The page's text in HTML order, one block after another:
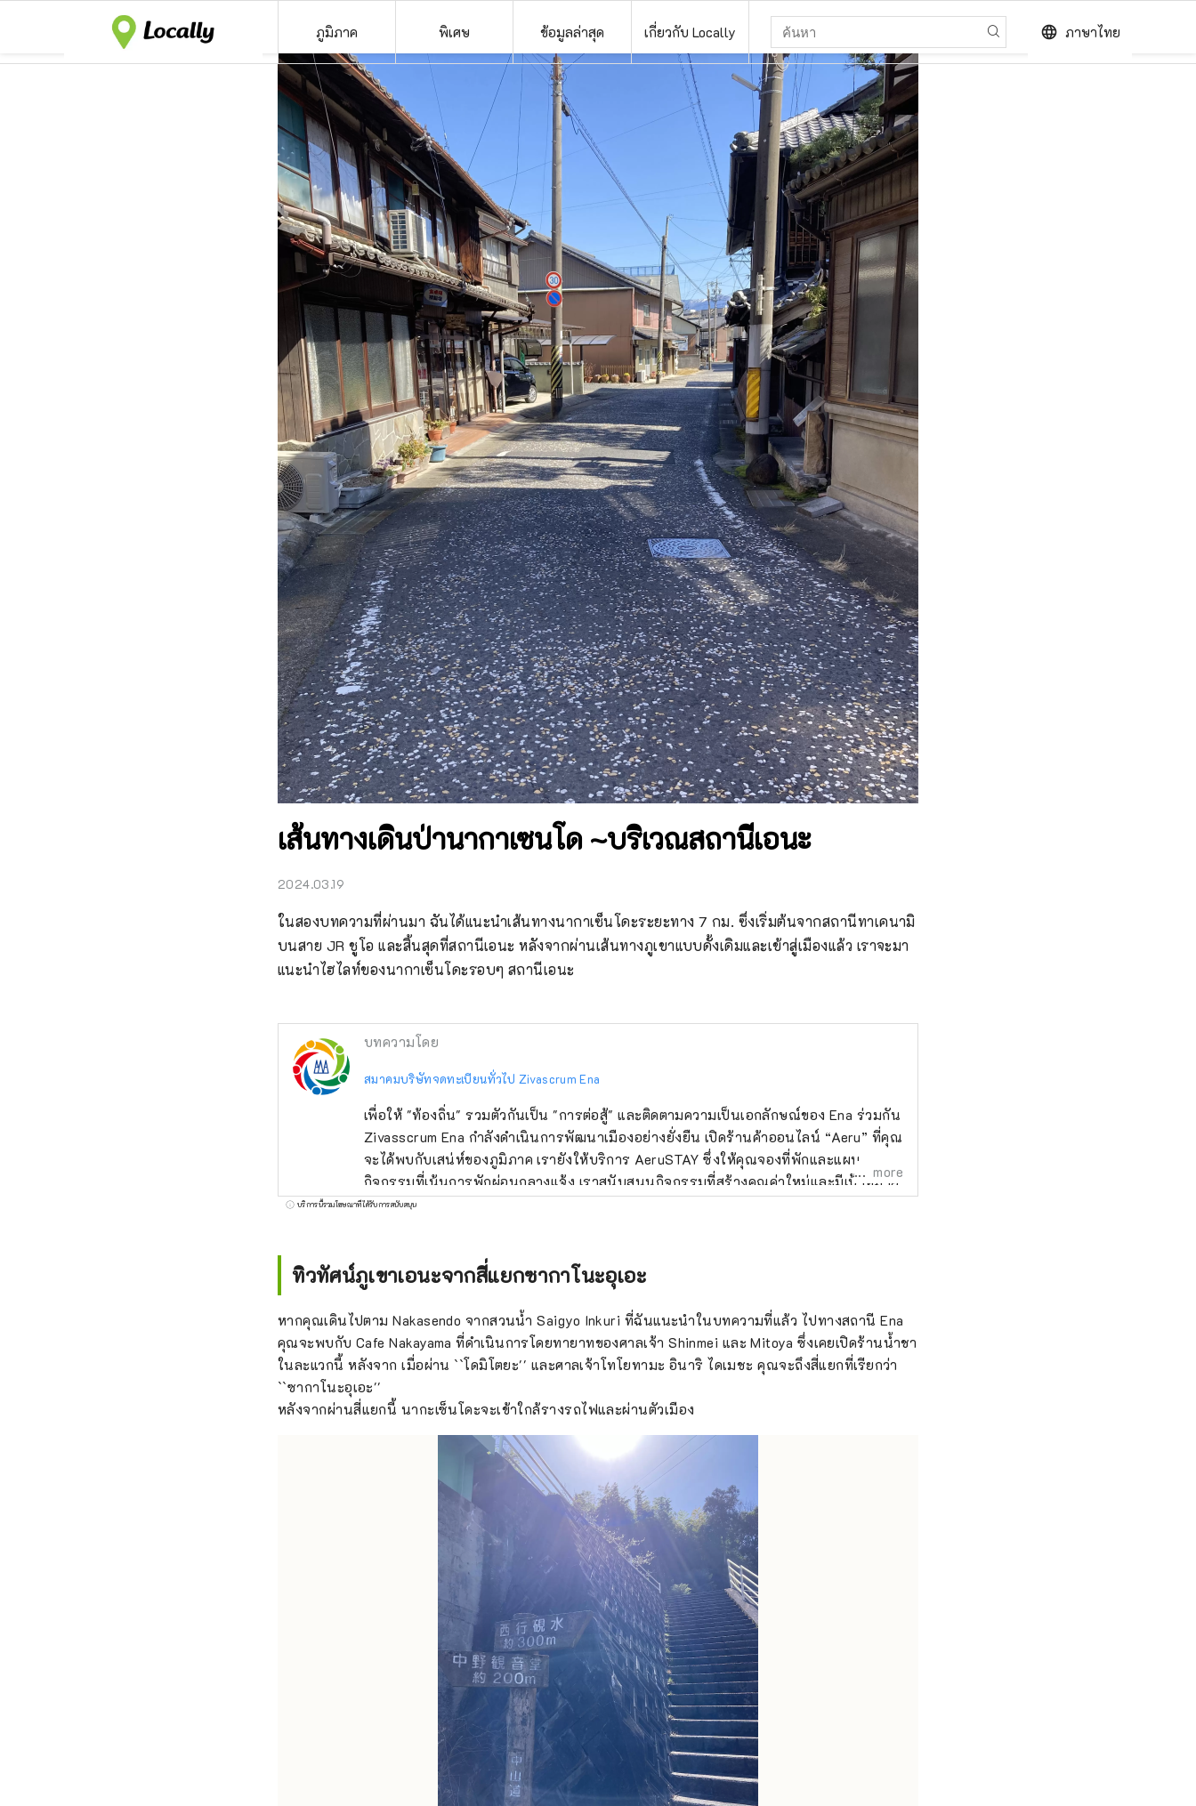
ภูมิภาค พิเศษ ข้อมูลล่าสุด เกี่ยวกับ Locally language ภาษาไทย
เส้นทางเดินป่านากาเซนโด ~บริเวณสถานีเอนะ
2024.03.19
ในสองบทความที่ผ่านมา ฉันได้แนะนำเส้นทางนากาเซ็นโดะระยะทาง 7 กม. ซึ่งเริ่มต้นจากสถานีทาเคนามิ
บนสาย JR ชูโอ และสิ้นสุดที่สถานีเอนะ หลังจากผ่านเส้นทางภูเขาแบบดั้งเดิมและเข้าสู่เมืองแล้ว เราจะมา
แนะนำไฮไลท์ของนากาเซ็นโดะรอบๆ สถานีเอนะ
บทความโดย
สมาคมบริษัทจดทะเบียนทั่วไป Zivascrum Ena
เพื่อให้ "ท้องถิ่น" รวมตัวกันเป็น "การต่อสู้" และติดตามความเป็นเอกลักษณ์ของ Ena ร่วมกัน
Zivasscrum Ena กำลังดำเนินการพัฒนาเมืองอย่างยั่งยืน เปิดร้านค้าออนไลน์ “Aeru” ที่คุณ
จะได้พบกับเสน่ห์ของภูมิภาค เรายังให้บริการ AeruSTAY ซึ่งให้คุณจองที่พักและแผน
กิจกรรมที่เน้นการพักผ่อนกลางแจ้ง เราสนับสนุนกิจกรรมที่สร้างคุณค่าใหม่และมีเป้าหมาย
เพื่อสร้างแฟนพันธุ์แท้ที่ยั่งยืน
more
บริการนี้รวมโฆษณาที่ได้รับการสนับสนุน
ทิวทัศน์ภูเขาเอนะจากสี่แยกซากาโนะอุเอะ
หากคุณเดินไปตาม Nakasendo จากสวนน้ำ Saigyo Inkuri ที่ฉันแนะนำในบทความที่แล้ว ไปทางสถานี Ena
คุณจะพบกับ Cafe Nakayama ที่ดำเนินการโดยทายาทของศาลเจ้า Shinmei และ Mitoya ซึ่งเคยเปิดร้านน้ำชา
ในละแวกนี้ หลังจาก เมื่อผ่าน ``โดมิโตยะ'' และศาลเจ้าโทโยทามะ อินาริ ไดเมชะ คุณจะถึงสี่แยกที่เรียกว่า
``ซากาโนะอุเอะ''
หลังจากผ่านสี่แยกนี้ นากะเซ็นโดะจะเข้าใกล้รางรถไฟและผ่านตัวเมือง